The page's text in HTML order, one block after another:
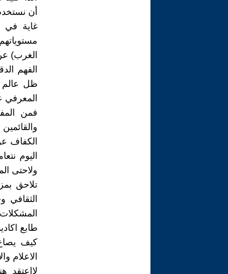
أن
غاية في
الغرب)
الفهم
ظل عالم
المعرفي
فمن
الكفاف
اليوم
ولاحتى
تلاحق
الثقافي
طابع
كيف
الاعلام
لااعتقد